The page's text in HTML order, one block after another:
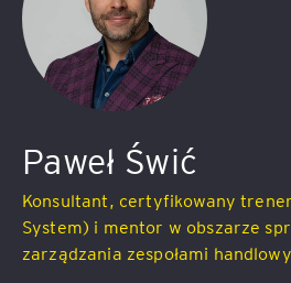
Paweł Świć
Konsultant, certyfikowany
System) i mentor w obszarze
zarządzania zespołami